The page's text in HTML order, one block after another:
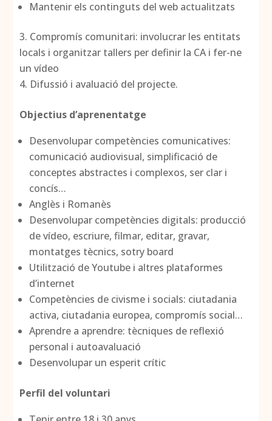
Mantenir els continguts del web actualitzats
Compromís comunitari: involucrar les entitats
locals i organitzar tallers per definir la CA i fer-ne
un vídeo
Difussió i avaluació del projecte.
Objectius d’aprenentatge
Desenvolupar competències comunicatives:
comunicació audiovisual, simplificació de
conceptes abstractes i complexos, ser clar i
concís…
Anglès i Romanès
Desenvolupar competències digitals: producció
de vídeo, escriure, filmar, editar, gravar,
montatges tècnics, sotry board
Utilització de Youtube i altres plataformes
d’internet
Competències de civisme i socials: ciutadania
activa, ciutadania europea, compromís social…
Aprendre a aprendre: tècniques de reflexió
personal i autoavaluació
Desenvolupar un esperit crític
Perfil del voluntari